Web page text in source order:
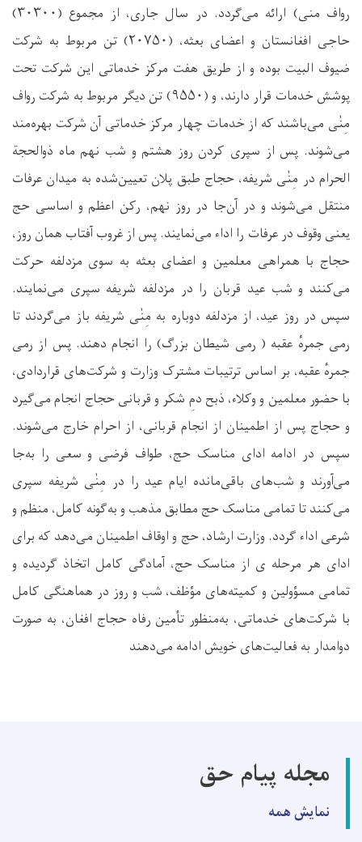
رواف منی) ارائه می‌گردد. در سال جاری، از مجموع (۳۰۳۰۰)
حاجی افغانستان و اعضای بعثه، (۲۰۷۵۰) تن مربوط به شرکت
ضیوف البیت بوده و از طریق هفت مرکز خدماتی این شرکت تحت
پوشش خدمات قرار دارند، و (۹۵۵۰) تن دیگر مربوط به شرکت رواف
مِنٰی می‌باشند که از خدمات چهار مرکز خدماتی آن شرکت بهره‌مند
می‌شوند. پس از سپری کردن روز هشتم و شب نهم ماه ذوالحجة
الحرام در مِنٰی شریفه، حجاج طبق پلان تعیین‌شده به میدان عرفات
منتقل می‌شوند و در آن‌جا در روز نهم، رکن اعظم و اساسی حج
یعنی وقوف در عرفات را اداء می‌نمایند. پس از غروب آفتاب همان روز،
حجاج با همراهی معلمین و اعضای بعثه به سوی مزدلفه حرکت
می‌کنند و شب عید قربان را در مزدلفه شریفه سپری می‌نمایند.
سپس در روز عید، از مزدلفه دوباره به مِنٰی شریفه باز می‌گردند تا
رمی جمرهٔ عقبه ( رمی شیطان بزرگ) را انجام دهند. پس از رمی
جمرهٔ عقبه، بر اساس ترتیبات مشترک وزارت و شرکت‌های قراردادی،
با حضور معلمین و وکلاء، ذبح دمِ شکر و قربانی حجاج انجام می‌گیرد
و حجاج پس از اطمینان از انجام قربانی، از احرام خارج می‌شوند.
سپس در ادامه ادای مناسک حج، طواف فرضی و سعی را به‌جا
می‌آورند و شب‌های باقی‌مانده ایام عید را در مِنٰی شریفه سپری
می‌کنند تا تمامی مناسک حج مطابق مذهب و به‌گونه کامل، منظم و
شرعی اداء گردد. وزارت ارشاد، حج و اوقاف اطمینان می‌دهد که برای
ادای هر مرحله ی از مناسک حج، آمادگی کامل اتخاذ گردیده و
تمامی مسؤولین و کمیته‌های مؤظف، شب و روز در هماهنگی کامل
با شرکت‌های خدماتی، به‌منظور تأمین رفاه حجاج افغان، به ‌صورت
دوامدار به فعالیت‌های خویش ادامه می‌دهند
مجله پیام حق
نمایش همه